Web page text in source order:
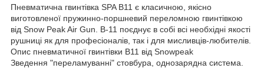
Пневматична гвинтівка SPA B11 є класичною, якісно
виготовленої пружинно-поршневий переломною гвинтівкою
від Snow Peak Air Gun. B-11 поєднує в собі всі необхідні якості
рушниці як для професіоналів, так і для мисливців-любителів.
Опис пневматичної гвинтівки B11 від Snowpeak
Зведення "переламуванні" стовбура, однозарядна система.